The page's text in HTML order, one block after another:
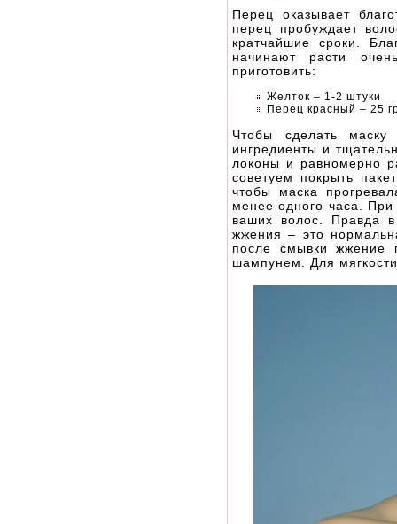
Перец оказывает
перец пробуждает
кратчайшие сроки.
начинают расти
приготовить:
Желток – 1-2 штуки
Перец красный – 25
Чтобы сделать
ингредиенты и
локоны и равномерно
советуем покрыть
чтобы маска
менее одного часа.
ваших волос. Правда
жжения – это
после смывки жжение
шампунем. Для